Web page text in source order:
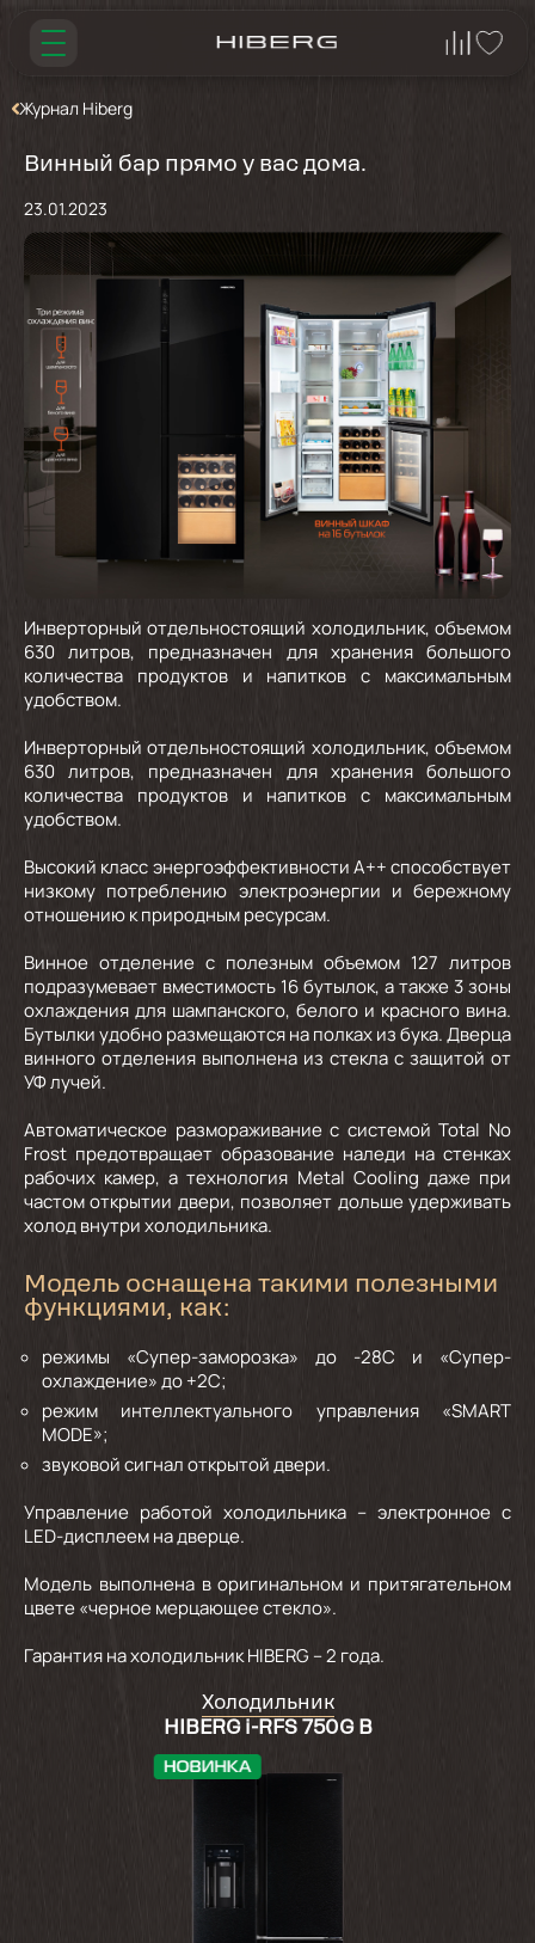
Журнал Hiberg
Винный бар прямо у вас дома.
23.01.2023
Инверторный отдельностоящий холодильник, объемом
630 литров, предназначен для хранения большого
количества продуктов и напитков с максимальным
удобством.
Инверторный отдельностоящий холодильник, объемом
630 литров, предназначен для хранения большого
количества продуктов и напитков с максимальным
удобством.
Высокий класс энергоэффективности А++ способствует
низкому потреблению электроэнергии и бережному
отношению к природным ресурсам.
Винное отделение с полезным объемом 127 литров
подразумевает вместимость 16 бутылок, а также 3 зоны
охлаждения для шампанского, белого и красного вина.
Бутылки удобно размещаются на полках из бука. Дверца
винного отделения выполнена из стекла с защитой от
УФ лучей.
Автоматическое размораживание с системой Total No
Frost предотвращает образование наледи на стенках
рабочих камер, а технология Metal Cooling даже при
частом открытии двери, позволяет дольше удерживать
холод внутри холодильника.
Модель оснащена такими полезными
функциями, как:
режимы «Супер-заморозка» до -28С и «Супер-
охлаждение» до +2С;
режим интеллектуального управления «SMART
MODE»;
звуковой сигнал открытой двери.
Управление работой холодильника – электронное с
LED-дисплеем на дверце.
Модель выполнена в оригинальном и притягательном
цвете «черное мерцающее стекло».
Гарантия на холодильник HIBERG – 2 года.
Холодильник
HIBERG i-RFS 750G B